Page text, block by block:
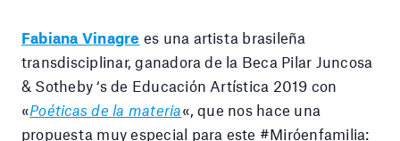
Fabiana Vinagre es una artista brasileña
transdisciplinar, ganadora de la Beca Pilar Juncosa
& Sotheby ‘s de Educación Artística 2019 con
«Poéticas de la materia«, que nos hace una
propuesta muy especial para este #Miróenfamilia: